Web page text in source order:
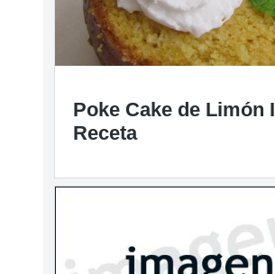
Poke Cake de Limón I
Receta